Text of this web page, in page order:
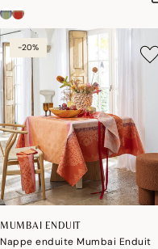
-20%
MUMBAI ENDUIT
Nappe enduite Mumbai Enduit